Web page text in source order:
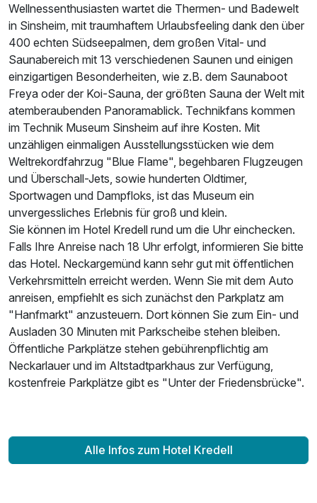
Wellnessenthusiasten wartet die Thermen- und Badewelt
in Sinsheim, mit traumhaftem Urlaubsfeeling dank den über
400 echten Südseepalmen, dem großen Vital- und
Saunabereich mit 13 verschiedenen Saunen und einigen
einzigartigen Besonderheiten, wie z.B. dem Saunaboot
Freya oder der Koi-Sauna, der größten Sauna der Welt mit
atemberaubenden Panoramablick. Technikfans kommen
im Technik Museum Sinsheim auf ihre Kosten. Mit
unzähligen einmaligen Ausstellungsstücken wie dem
Weltrekordfahrzug "Blue Flame", begehbaren Flugzeugen
und Überschall-Jets, sowie hunderten Oldtimer,
Sportwagen und Dampfloks, ist das Museum ein
unvergessliches Erlebnis für groß und klein.
Sie können im Hotel Kredell rund um die Uhr einchecken.
Falls Ihre Anreise nach 18 Uhr erfolgt, informieren Sie bitte
das Hotel. Neckargemünd kann sehr gut mit öffentlichen
Verkehrsmitteln erreicht werden. Wenn Sie mit dem Auto
anreisen, empfiehlt es sich zunächst den Parkplatz am
"Hanfmarkt" anzusteuern. Dort können Sie zum Ein- und
Ausladen 30 Minuten mit Parkscheibe stehen bleiben.
Öffentliche Parkplätze stehen gebührenpflichtig am
Neckarlauer und im Altstadtparkhaus zur Verfügung,
kostenfreie Parkplätze gibt es "Unter der Friedensbrücke".
Alle Infos zum Hotel Kredell